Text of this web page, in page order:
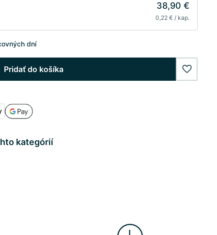
38,90 €
0,22 € / kap.
dní
Pridať do košíka
kategórií